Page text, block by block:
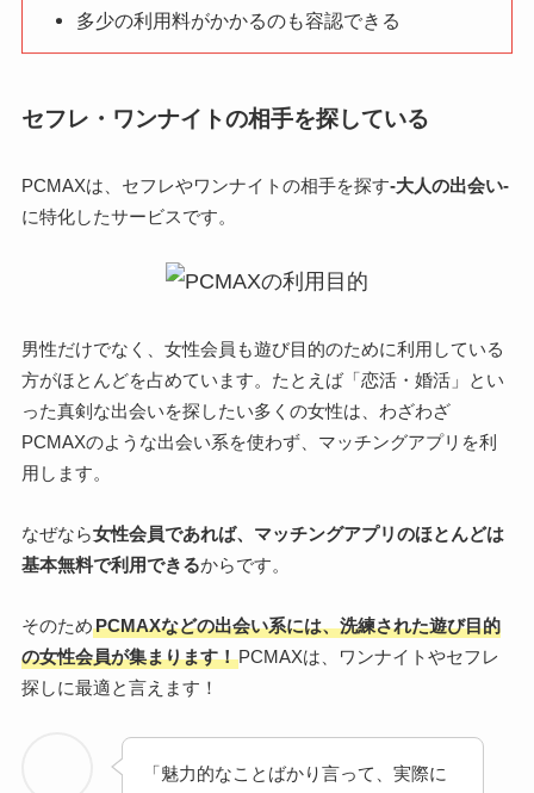
多少の利用料がかかるのも容認できる
セフレ・ワンナイトの相手を探している
PCMAXは、セフレやワンナイトの相手を探す-大人の出会い-
に特化したサービスです。
男性だけでなく、女性会員も遊び目的のために利用している
方がほとんどを占めています。たとえば「恋活・婚活」とい
った真剣な出会いを探したい多くの女性は、わざわざ
PCMAXのような出会い系を使わず、マッチングアプリを利
用します。
なぜなら女性会員であれば、マッチングアプリのほとんどは
基本無料で利用できるからです。
そのためPCMAXなどの出会い系には、洗練された遊び目的
の女性会員が集まります！PCMAXは、ワンナイトやセフレ
探しに最適と言えます！
「魅力的なことばかり言って、実際に